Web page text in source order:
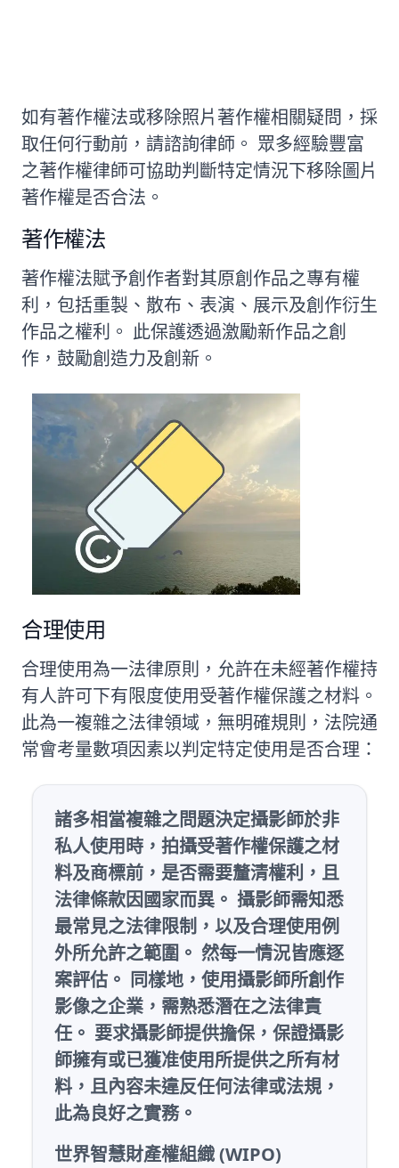
如有著作權法或移除照片著作權相關疑問，採
取任何行動前，請諮詢律師。 眾多經驗豐富
之著作權律師可協助判斷特定情況下移除圖片
著作權是否合法。
著作權法
著作權法賦予創作者對其原創作品之專有權
利，包括重製、散布、表演、展示及創作衍生
作品之權利。 此保護透過激勵新作品之創
作，鼓勵創造力及創新。
合理使用
合理使用為一法律原則，允許在未經著作權持
有人許可下有限度使用受著作權保護之材料。
此為一複雜之法律領域，無明確規則，法院通
常會考量數項因素以判定特定使用是否合理：
諸多相當複雜之問題決定攝影師於非
私人使用時，拍攝受著作權保護之材
料及商標前，是否需要釐清權利，且
法律條款因國家而異。 攝影師需知悉
最常見之法律限制，以及合理使用例
外所允許之範圍。 然每一情況皆應逐
案評估。 同樣地，使用攝影師所創作
影像之企業，需熟悉潛在之法律責
任。 要求攝影師提供擔保，保證攝影
師擁有或已獲准使用所提供之所有材
料，且內容未違反任何法律或法規，
此為良好之實務。
世界智慧財產權組織 (WIPO)